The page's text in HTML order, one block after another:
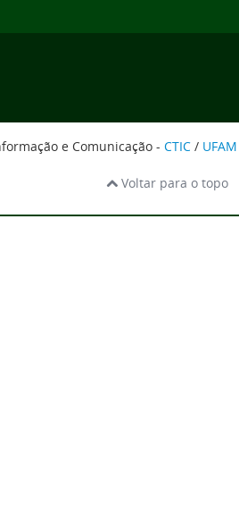
e Comunicação - CTIC / UFAM
Voltar para o topo